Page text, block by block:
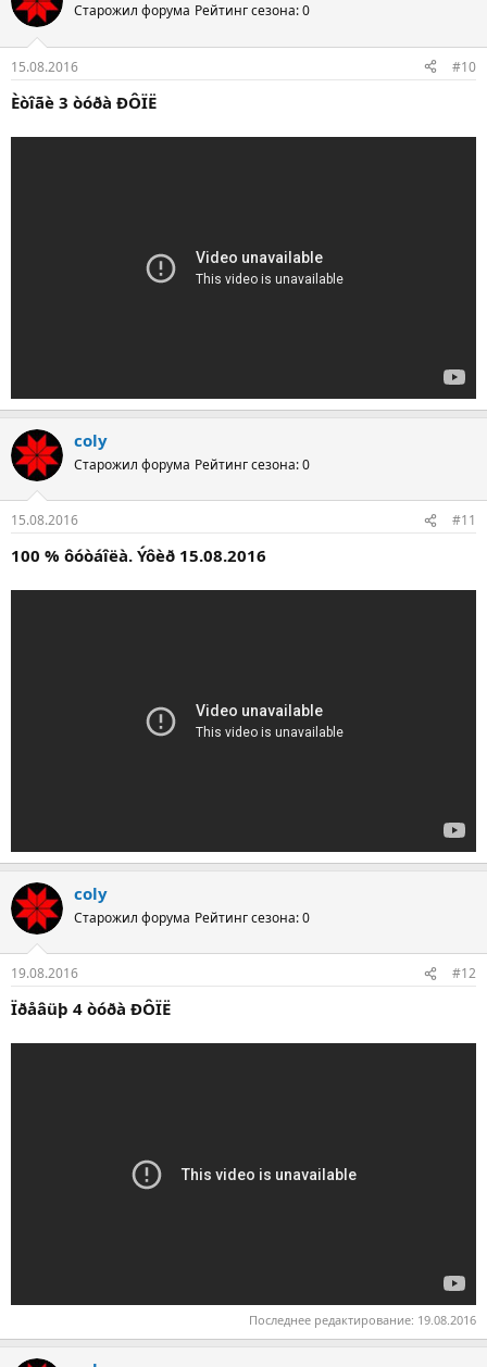
Старожил форума Рейтинг сезона: 0
15.08.2016 #10
Èòîãè 3 òóðà ÐÔÏË
coly
Старожил форума Рейтинг сезона: 0
15.08.2016 #11
100 % ôóòáîëà. Ýôèð 15.08.2016
coly
Старожил форума Рейтинг сезона: 0
19.08.2016 #12
Ïðåâüþ 4 òóðà ÐÔÏË
Последнее редактирование: 19.08.2016